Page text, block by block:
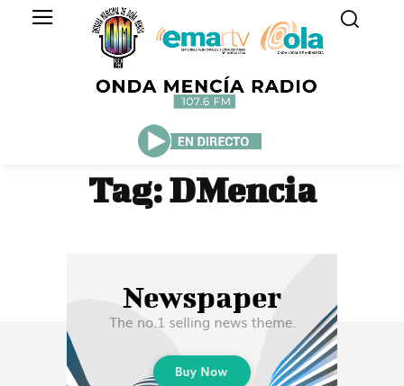
Tag:DMencia